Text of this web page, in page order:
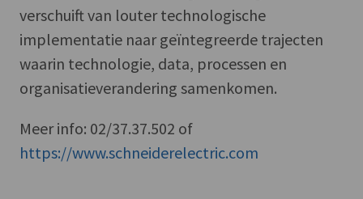
verschuift van louter technologische
implementatie naar geïntegreerde trajecten
waarin technologie, data, processen en
organisatieverandering samenkomen.
Meer info: 02/37.37.502 of
https://www.schneiderelectric.com